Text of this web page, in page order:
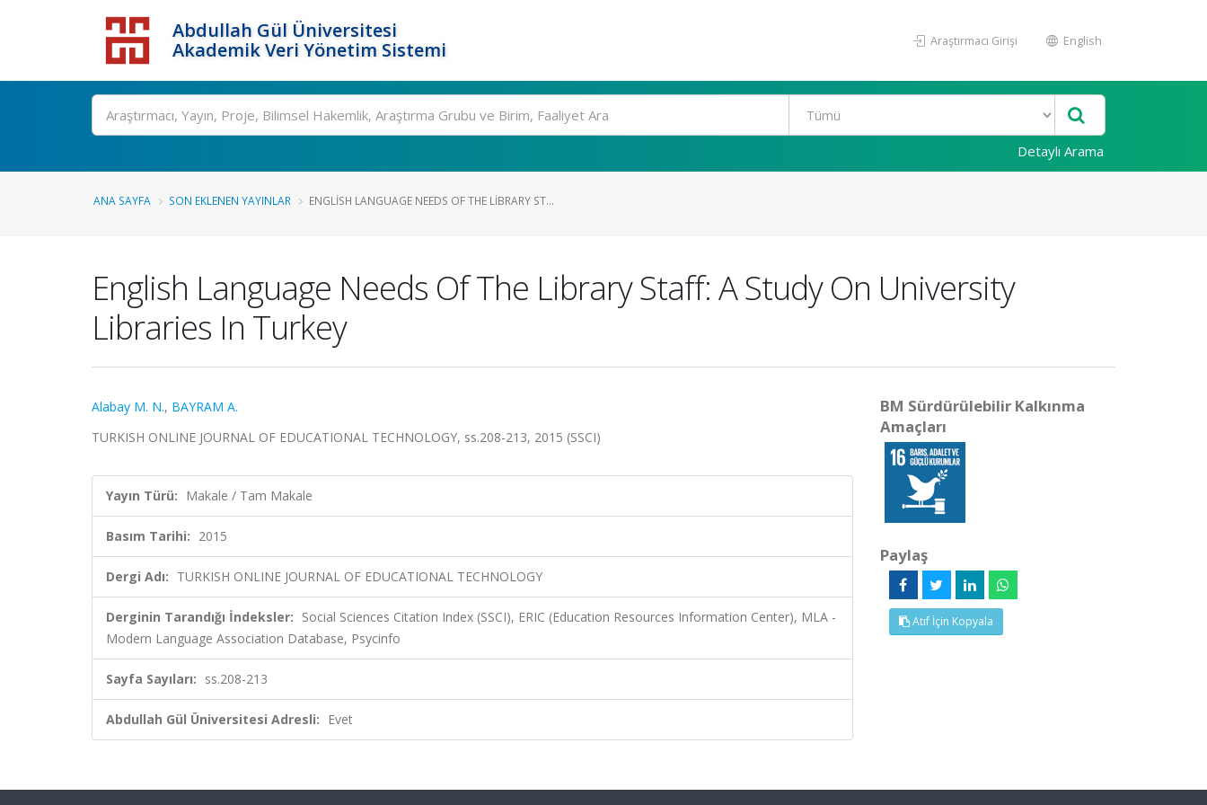
Abdullah Gül Üniversitesi
Akademik Veri Yönetim Sistemi
Araştırmacı Girişi English
Detaylı Arama
ANA SAYFA SON EKLENEN YAYINLAR ENGLISH LANGUAGE NEEDS OF THE LIBRARY ST...
English Language Needs Of The Library Staff: A Study On University
Libraries In Turkey
Alabay M. N., BAYRAM A.
TURKISH ONLINE JOURNAL OF EDUCATIONAL TECHNOLOGY, ss.208-213, 2015 (SSCI)
Yayın Türü: Makale / Tam Makale
Basım Tarihi: 2015
Dergi Adı: TURKISH ONLINE JOURNAL OF EDUCATIONAL TECHNOLOGY
Derginin Tarandığı İndeksler: Social Sciences Citation Index (SSCI), ERIC (Education Resources Information Center), MLA -
Modern Language Association Database, Psycinfo
Sayfa Sayıları: ss.208-213
Abdullah Gül Üniversitesi Adresli: Evet
BM Sürdürülebilir Kalkınma
Amaçları
Paylaş
Atıf İçin Kopyala